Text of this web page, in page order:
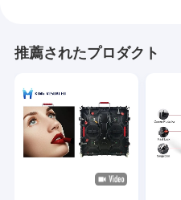
推薦されたプロダクト